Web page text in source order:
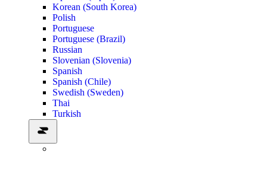
Korean (South Korea)
Polish
Portuguese
Portuguese (Brazil)
Russian
Slovenian (Slovenia)
Spanish
Spanish (Chile)
Swedish (Sweden)
Thai
Turkish